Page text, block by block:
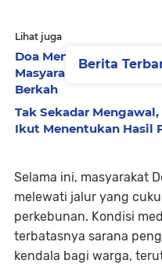
Lihat juga
Doa Menggema di
Masyarakat Bersatu
Berkah
Tak Sekadar
Ikut Menentukan Hasil
Selama ini, masyarakat
melewati jalur yang
perkebunan. Kondisi
terbatasnya sarana
kendala bagi warga,
Berita